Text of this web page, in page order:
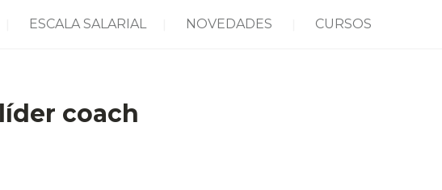
ESCALA SALARIAL NOVEDADES CURSOS
coach